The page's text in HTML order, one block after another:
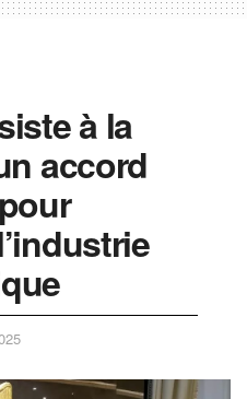
à la
accord